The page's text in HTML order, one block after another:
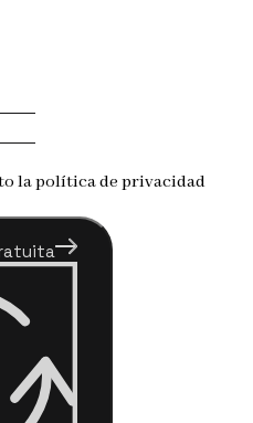
la política de privacidad